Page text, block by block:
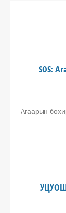
SOS:
Агаарын